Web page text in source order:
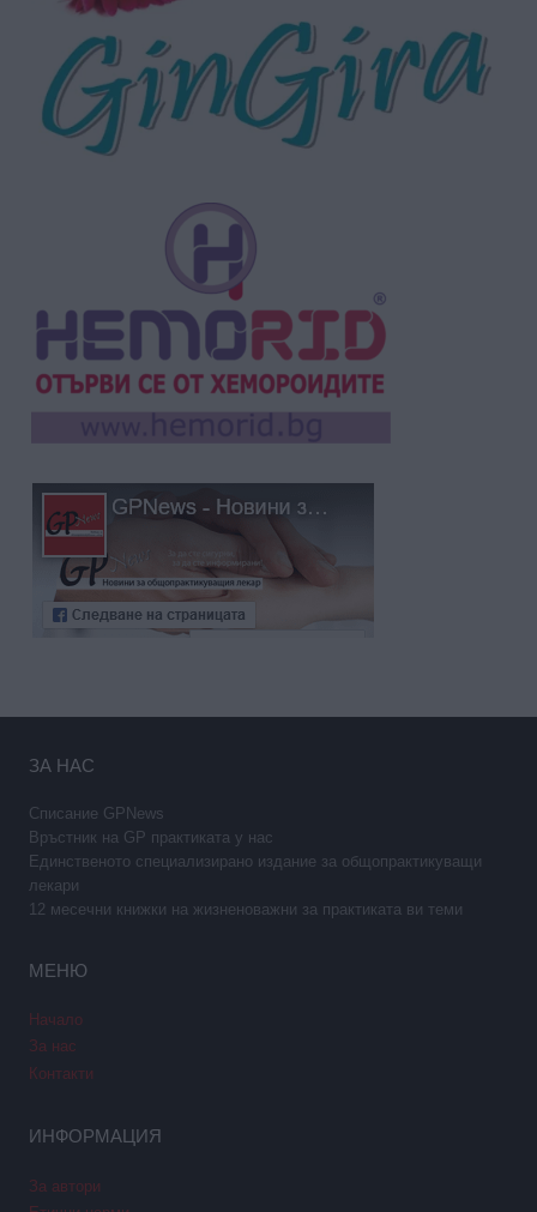
ЗА НАС
Списание GPNews
Връстник на GP практиката у нас
Единственото специализирано издание за общопрактикуващи
лекари
12 месечни книжки на жизненоважни за практиката ви теми
МЕНЮ
Начало
За нас
Контакти
ИНФОРМАЦИЯ
За автори